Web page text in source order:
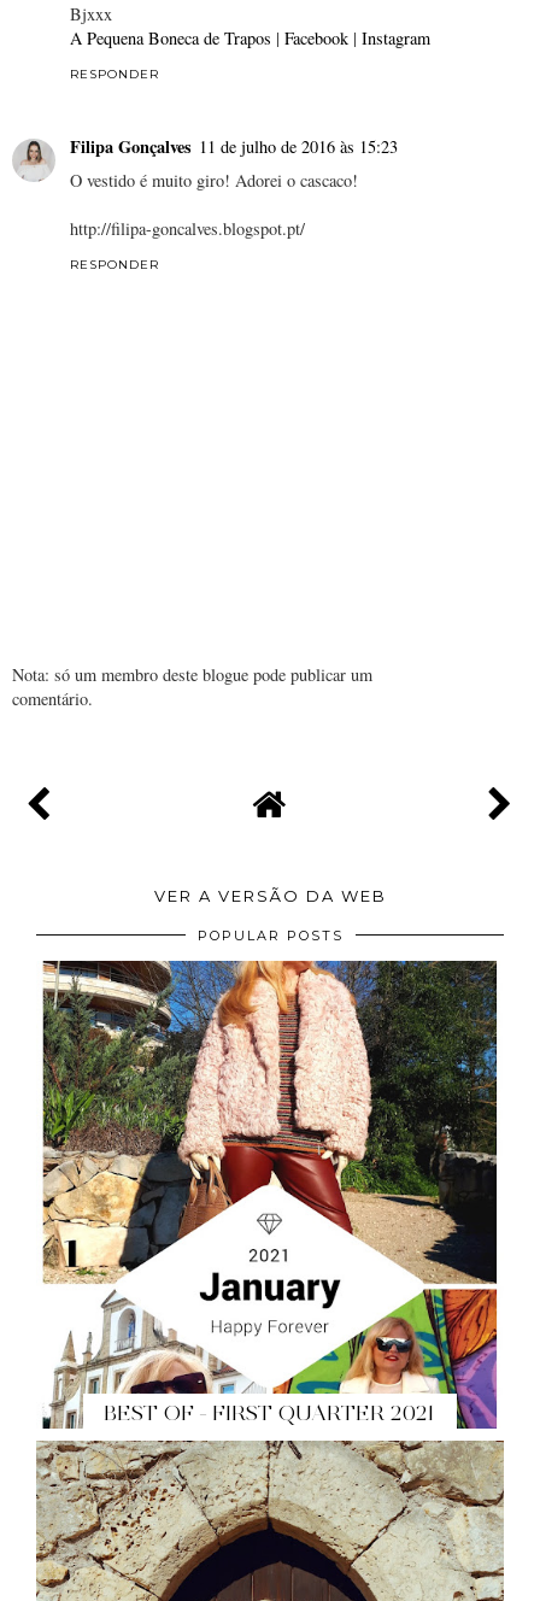
Bjxxx
A Pequena Boneca de Trapos | Facebook | Instagram
RESPONDER
Filipa Gonçalves 11 de julho de 2016 às 15:23
O vestido é muito giro! Adorei o cascaco!
http://filipa-goncalves.blogspot.pt/
RESPONDER
Nota: só um membro deste blogue pode publicar um
comentário.
VER A VERSÃO DA WEB
POPULAR POSTS
BEST OF - FIRST QUARTER 2021